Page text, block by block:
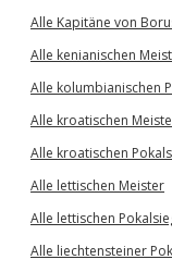
Alle Kapitäne von
Alle kenianischen
Alle kolumbianischen
Alle kroatischen
Alle kroatischen
Alle lettischen Meister
Alle lettischen
Alle liechtensteiner